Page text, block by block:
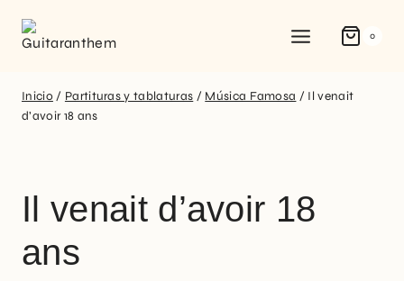
0
Inicio / Partituras y tablaturas / Música Famosa / Il venait
d’avoir 18 ans
Il venait d’avoir 18
ans